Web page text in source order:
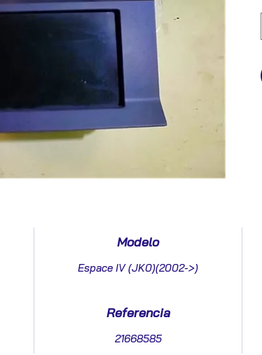
Modelo
Espace IV (JK0)(2002->)
Referencia
21668585